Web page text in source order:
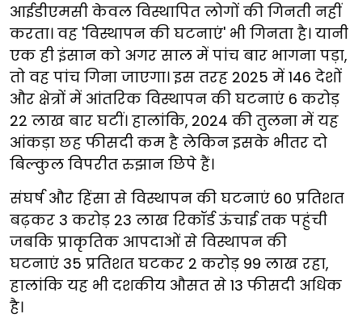
आईडीएमसी केवल विस्थापित लोगों की गिनती नहीं
करता। वह 'विस्थापन की घटनाएं' भी गिनता है। यानी
एक ही इंसान को अगर साल में पांच बार भागना पड़ा,
तो वह पांच गिना जाएगा। इस तरह 2025 में 146 देशों
और क्षेत्रों में आंतरिक विस्थापन की घटनाएं 6 करोड़
22 लाख बार घटीं। हालांकि, 2024 की तुलना में यह
आंकड़ा छह फीसदी कम है लेकिन इसके भीतर दो
बिल्कुल विपरीत रुझान छिपे हैं।
संघर्ष और हिंसा से विस्थापन की घटनाएं 60 प्रतिशत
बढ़कर 3 करोड़ 23 लाख रिकॉर्ड ऊंचाई तक पहुंची
जबकि प्राकृतिक आपदाओं से विस्थापन की
घटनाएं 35 प्रतिशत घटकर 2 करोड़ 99 लाख रहा,
हालांकि यह भी दशकीय औसत से 13 फीसदी अधिक
है।